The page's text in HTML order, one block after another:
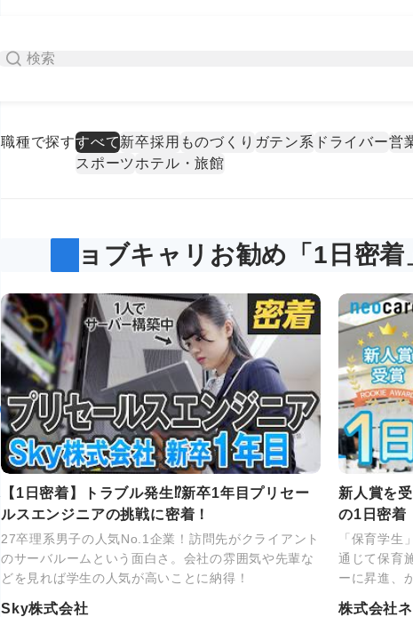
職種で探すすべて新卒採用 ものづくり ガテン系 ドライバー営
スポーツホテル・旅館
ジョブキャリお勧め「1日密着
【1日密着】トラブル発生⁉新卒1年目プリセー
ルスエンジニアの挑戦に密着！
27卒理系男子の人気No.1企業！訪問先がクライアント
のサーバルームという面白さ。会社の雰囲気や先輩な
どを見れば学生の人気が高いことに納得！
Sky株式会社
新人賞を
の1日密着
「保育学生
通じて保育
ーに昇進、
株式会社